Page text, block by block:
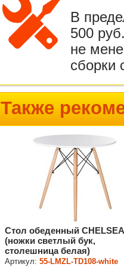
В
500
не
сборки
Также
Стол обеденный
(ножки светлый бук,
столешница белая)
Артикул:55-LMZL-TD108-white